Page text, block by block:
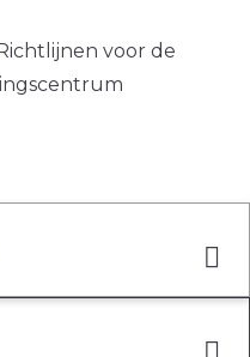
voor de